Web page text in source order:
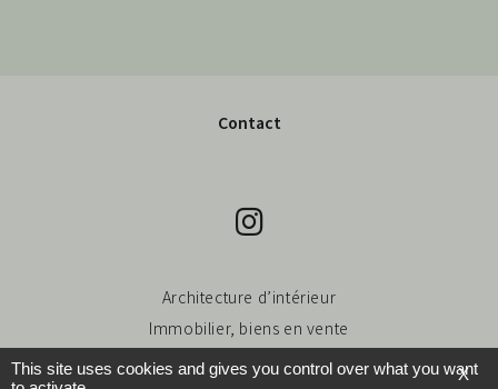
Contact
Architecture d’intérieur
Immobilier, biens en vente
X
This site uses cookies and gives you control over what you want